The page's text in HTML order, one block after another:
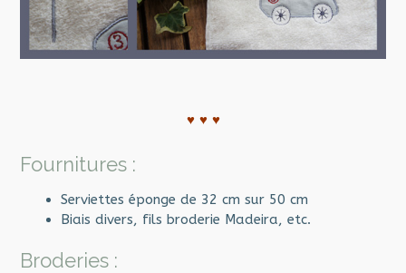
♥ ♥ ♥
Fournitures :
Serviettes éponge de 32 cm sur 50 cm
Biais divers, fils broderie Madeira, etc.
Broderies :